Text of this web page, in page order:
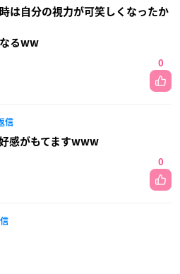
は自分の視力が可笑しくなったか
るww
0
信
感がもてますwww
0